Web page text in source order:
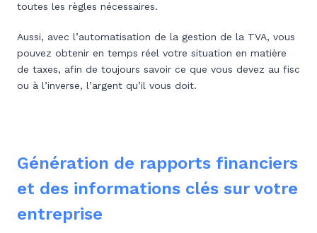
toutes les règles nécessaires.
Aussi, avec l’automatisation de la gestion de la TVA, vous
pouvez obtenir en temps réel votre situation en matière
de taxes, afin de toujours savoir ce que vous devez au fisc
ou à l’inverse, l’argent qu’il vous doit.
Génération de rapports financiers
et des informations clés sur votre
entreprise